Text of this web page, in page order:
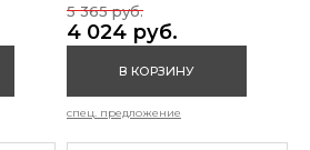
4 024 руб.
5 365 руб.
В КОРЗИНУ
спец. предложение